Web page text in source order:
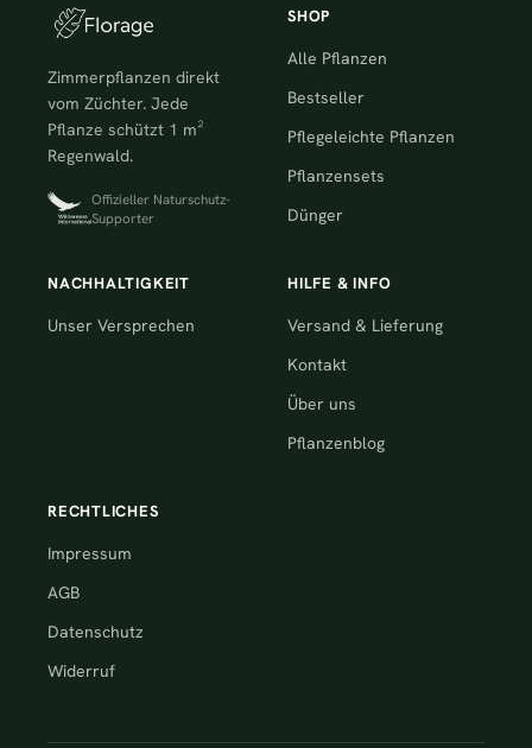
Zimmerpflanzen direkt
vom Züchter. Jede
Pflanze schützt 1 m²
Regenwald.
Offizieller Naturschutz-
Supporter
SHOP
Alle Pflanzen
Bestseller
Pflegeleichte Pflanzen
Pflanzensets
Dünger
NACHHALTIGKEIT
Unser Versprechen
HILFE & INFO
Versand & Lieferung
Kontakt
Über uns
Pflanzenblog
RECHTLICHES
Impressum
AGB
Datenschutz
Widerruf